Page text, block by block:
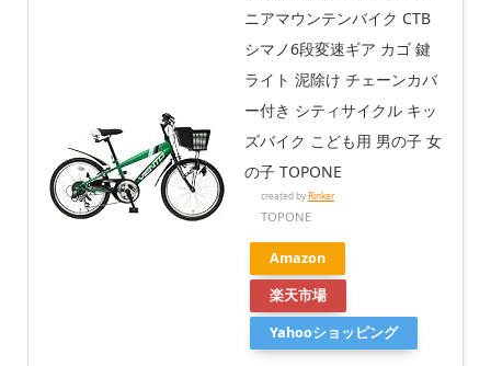
ニアマウンテンバイク CTB
シマノ6段変速ギア カゴ 鍵
ライト 泥除け チェーンカバ
ー付き シティサイクル キッ
ズバイク こども用 男の子 女
の子 TOPONE
created byRinker
TOPONE
Amazon
楽天市場
Yahooショッピング